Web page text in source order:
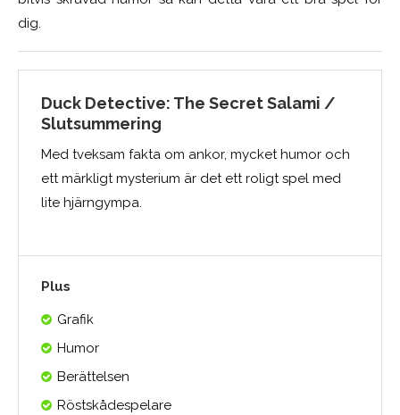
dig.
Duck Detective: The Secret Salami /
Slutsummering
Med tveksam fakta om ankor, mycket humor och
ett märkligt mysterium är det ett roligt spel med
lite hjärngympa.
Plus
Grafik
Humor
Berättelsen
Röstskådespelare